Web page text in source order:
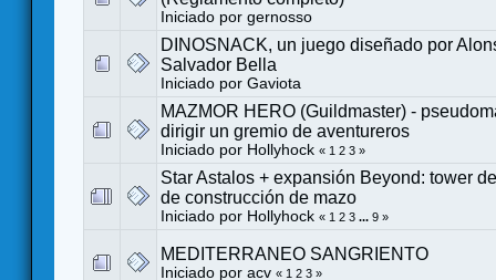
Iniciado por gernosso
DINOSNACK, un juego diseñado por
Salvador Bella
Iniciado por Gaviota
MAZMOR HERO (Guildmaster) -
dirigir un gremio de aventureros
Iniciado por Hollyhock « 1 2 3 »
Star Astalos + expansión Beyond: tower
de construcción de mazo
Iniciado por Hollyhock « 1 2 3 ... 9 »
MEDITERRANEO SANGRIENTO
Iniciado por acv « 1 2 3 »